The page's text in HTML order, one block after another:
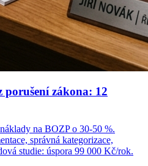
porušení zákona: 12
na BOZP o 30-50 %.
správná kategorizace,
studie: úspora 99 000 Kč/rok.